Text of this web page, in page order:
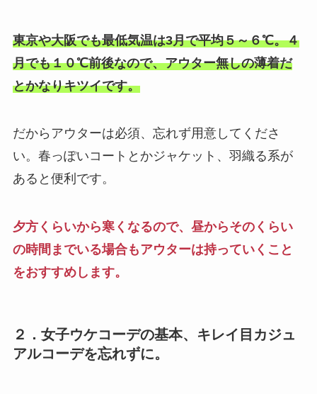
東京や大阪でも最低気温は3月で平均５～６℃。４
月でも１０℃前後なので、アウター無しの薄着だ
とかなりキツイです。
だからアウターは必須、忘れず用意してくださ
い。春っぽいコートとかジャケット、羽織る系が
あると便利です。
夕方くらいから寒くなるので、昼からそのくらい
の時間までいる場合もアウターは持っていくこと
をおすすめします。
２．女子ウケコーデの基本、キレイ目カジュ
アルコーデを忘れずに。